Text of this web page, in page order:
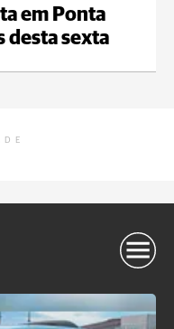
em Ponta
desta sexta